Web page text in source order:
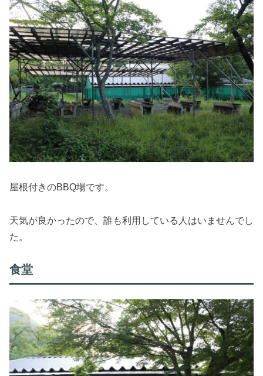
屋根付きのBBQ場です。
天気が良かったので、誰も利用している人はいませんでし
た。
食堂